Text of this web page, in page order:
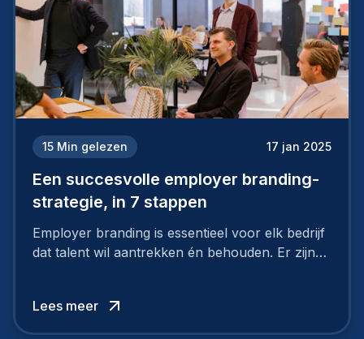
15 Min gelezen 17 jan 2025
Een succesvolle employer branding-
strategie, in 7 stappen
Employer branding is essentieel voor elk bedrijf
dat talent wil aantrekken én behouden. Er zijn
niet van vandaag op morgen. Hoe pak je dat
aan, starten met employer branding?
Lees meer